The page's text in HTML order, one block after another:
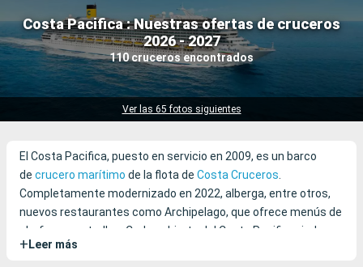
Costa Pacifica : Nuestras ofertas de cruceros
2026 - 2027
110 cruceros encontrados
Ver las 65 fotos siguientes
Nuestros destinos
Fecha de salida
El Costa Pacifica, puesto en servicio en 2009, es un barco
de crucero marítimo de la flota de Costa Cruceros.
Completamente modernizado en 2022, alberga, entre otros,
nuevos restaurantes como Archipelago, que ofrece menús de
chefs con estrellas. Cada cubierta del Costa Pacifica rinde
homenaje a un músico famoso y la música está en el corazón
+ Leer más